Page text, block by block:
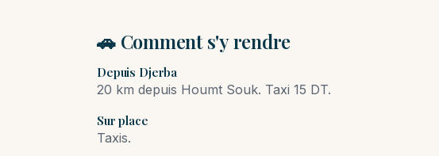
🚗 Comment s'y rendre
Depuis Djerba
20 km depuis Houmt Souk. Taxi 15 DT.
Sur place
Taxis.